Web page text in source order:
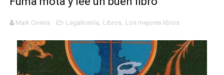
Llévenmelo fuchachos: El adiós a 'THE BOYS'
Maik Civeira Legalícenla, Libros, Los mejores libros